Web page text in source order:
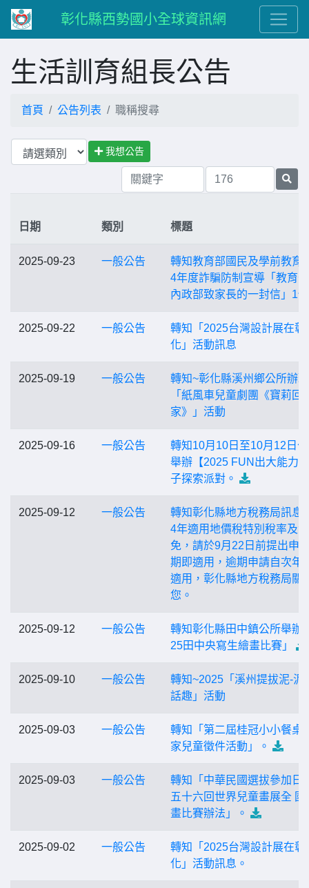
彰化縣西勢國小全球資訊網
生活訓育組長公告
首頁 公告列表 職稱搜尋
我想公告
日期 類別 標題
2025-09-23 一般公告
轉知教育部國民及學前教育
4年度詐騙防制宣導「教育
內政部致家長的一封信」1
2025-09-22 一般公告
轉知「2025台灣設計展在彰
化」活動訊息
2025-09-19 一般公告
轉知~彰化縣溪州鄉公所辦理
「紙風車兒童劇團《寶莉回
家》」活動
2025-09-16 一般公告
轉知10月10日至10月12日
舉辦【2025 FUN出大能力
子探索派對。
2025-09-12 一般公告
轉知彰化縣地方稅務局訊息
4年適用地價稅特別稅率及減
免，請於9月22日前提出申
期即適用，逾期申請自次年
適用，彰化縣地方稅務局關
您。
2025-09-12 一般公告
轉知彰化縣田中鎮公所舉辦
25田中央寫生繪畫比賽」
2025-09-10 一般公告
轉知~2025「溪州提拔泥-泥
話趣」活動
2025-09-03 一般公告
轉知「第二屆桂冠小小餐桌
家兒童徵件活動」。
2025-09-03 一般公告
轉知「中華民國選拔參加日
五十六回世界兒童畫展全 國
畫比賽辦法」。
2025-09-02 一般公告
轉知「2025台灣設計展在彰
化」活動訊息。